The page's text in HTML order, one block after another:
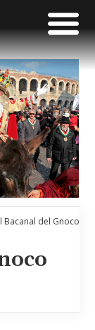
Bacanal del Gnoco